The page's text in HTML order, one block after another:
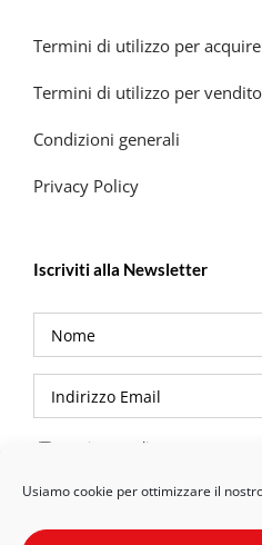
Usiamo cookie per ottimizzare il
Termini di utilizzo per
Termini di utilizzo per
Condizioni generali
Privacy Policy
Iscriviti alla Newsletter
Privacy Policy